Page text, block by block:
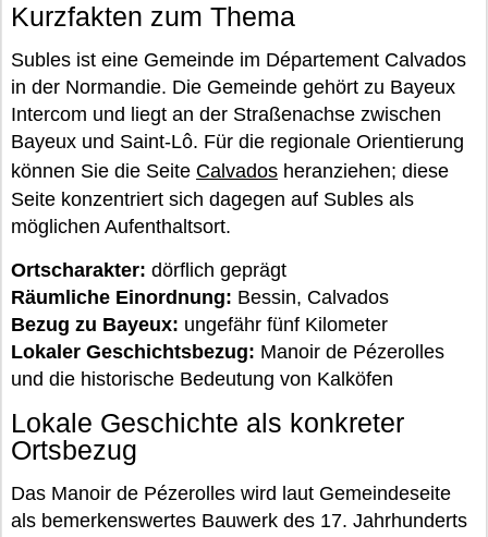
Kurzfakten zum Thema
Subles ist eine Gemeinde im Département Calvados
in der Normandie. Die Gemeinde gehört zu Bayeux
Intercom und liegt an der Straßenachse zwischen
Bayeux und Saint-Lô. Für die regionale Orientierung
können Sie die Seite Calvados heranziehen; diese
Seite konzentriert sich dagegen auf Subles als
möglichen Aufenthaltsort.
Ortscharakter: dörflich geprägt
Räumliche Einordnung: Bessin, Calvados
Bezug zu Bayeux: ungefähr fünf Kilometer
Lokaler Geschichtsbezug: Manoir de Pézerolles
und die historische Bedeutung von Kalköfen
Lokale Geschichte als konkreter
Ortsbezug
Das Manoir de Pézerolles wird laut Gemeindeseite
als bemerkenswertes Bauwerk des 17. Jahrhunderts